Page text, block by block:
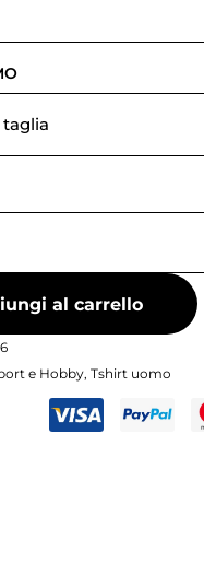
al carrello
e Hobby, Tshirt uomo